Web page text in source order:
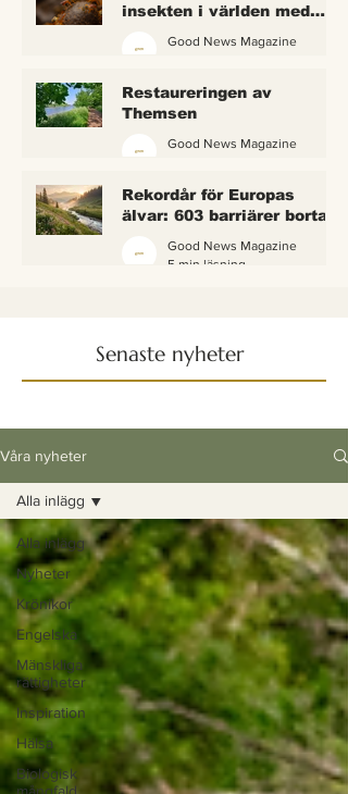
insekten i världen med
Good News Magazine
Restaureringen av
Themsen
Good News Magazine
Rekordår för Europas
älvar: 603 barriärer borta
igen
Good News Magazine
5 min läsning
Senaste nyheter
Våra nyheter
Alla inlägg
Nyheter
Krönikor
Engelska
Mänskliga
rättigheter
Inspiration
Hälsa
Biologisk
Alla inlägg